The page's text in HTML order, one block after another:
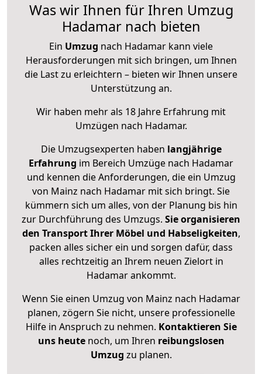
Was wir Ihnen für Ihren Umzug
Hadamar nach bieten
Ein Umzug nach Hadamar kann viele
Herausforderungen mit sich bringen, um Ihnen
die Last zu erleichtern – bieten wir Ihnen unsere
Unterstützung an.
Wir haben mehr als 18 Jahre Erfahrung mit
Umzügen nach Hadamar.
Die Umzugsexperten haben langjährige
Erfahrung im Bereich Umzüge nach Hadamar
und kennen die Anforderungen, die ein Umzug
von Mainz nach Hadamar mit sich bringt. Sie
kümmern sich um alles, von der Planung bis hin
zur Durchführung des Umzugs. Sie organisieren
den Transport Ihrer Möbel und Habseligkeiten,
packen alles sicher ein und sorgen dafür, dass
alles rechtzeitig an Ihrem neuen Zielort in
Hadamar ankommt.
Wenn Sie einen Umzug von Mainz nach Hadamar
planen, zögern Sie nicht, unsere professionelle
Hilfe in Anspruch zu nehmen. Kontaktieren Sie
uns heutenoch, um Ihren reibungslosen
Umzug zu planen.